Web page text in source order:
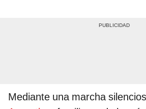
Mediante una marcha